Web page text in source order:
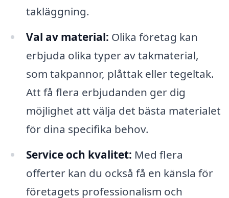
takläggning.
Val av material: Olika företag kan
erbjuda olika typer av takmaterial,
som takpannor, plåttak eller tegeltak.
Att få flera erbjudanden ger dig
möjlighet att välja det bästa materialet
för dina specifika behov.
Service och kvalitet: Med flera
offerter kan du också få en känsla för
företagets professionalism och